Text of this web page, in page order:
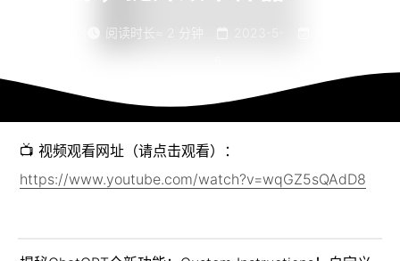
阅读时长
📺 视频观看网址（请点击观看）：
https://www.youtube.com/watch?v=wqGZ5sQAdD8